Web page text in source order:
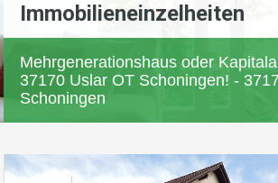
Immobilieneinzelheiten
Mehrgenerationshaus oder
37170 Uslar OT Schoningen! -
Schoningen